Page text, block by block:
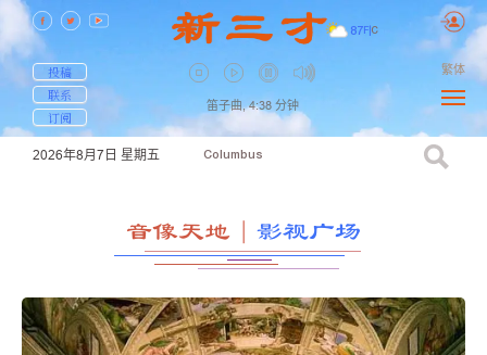
87F| C
投稿
联系
订阅
笛子曲, 4:38 分钟
繁体
2026年8月7日 星期五 Columbus
音像天地 ｜ 影视广场